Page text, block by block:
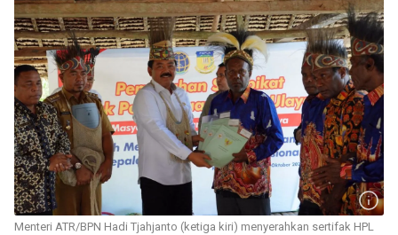
Menteri ATR/BPN Hadi Tjahjanto (ketiga kiri) menyerahkan sertifak HPL